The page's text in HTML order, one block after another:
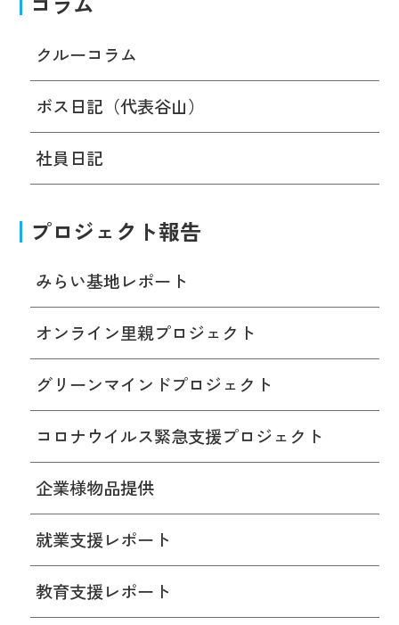
クルーコラム
ボス日記（代表谷山）
社員日記
プロジェクト報告
みらい基地レポート
オンライン里親プロジェクト
グリーンマインドプロジェクト
コロナウイルス緊急支援プロジェクト
企業様物品提供
就業支援レポート
教育支援レポート